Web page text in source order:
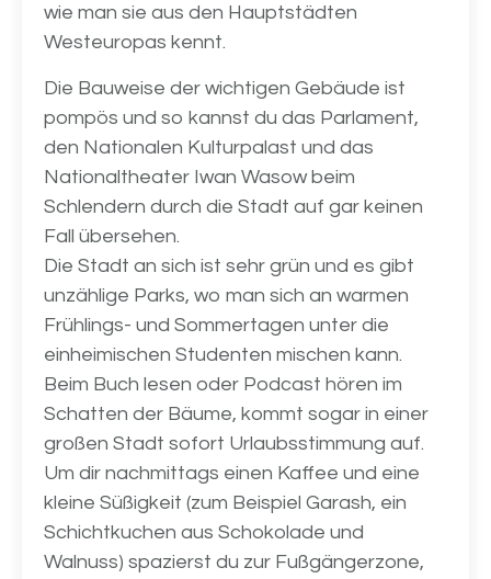
wie man sie aus den Hauptstädten
Westeuropas kennt.
Die Bauweise der wichtigen Gebäude ist
pompös und so kannst du das Parlament,
den Nationalen Kulturpalast und das
Nationaltheater Iwan Wasow beim
Schlendern durch die Stadt auf gar keinen
Fall übersehen.
Die Stadt an sich ist sehr grün und es gibt
unzählige Parks, wo man sich an warmen
Frühlings- und Sommertagen unter die
einheimischen Studenten mischen kann.
Beim Buch lesen oder Podcast hören im
Schatten der Bäume, kommt sogar in einer
großen Stadt sofort Urlaubsstimmung auf.
Um dir nachmittags einen Kaffee und eine
kleine Süßigkeit (zum Beispiel Garash, ein
Schichtkuchen aus Schokolade und
Walnuss) spazierst du zur Fußgängerzone,